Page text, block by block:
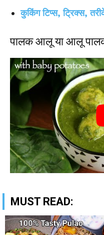
कुकिंग टिप्स, ट्रिक्स,
पालक आलू या आलू पालक
MUST READ: